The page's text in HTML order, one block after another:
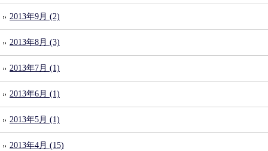
2013年9月 (2)
2013年8月 (3)
2013年7月 (1)
2013年6月 (1)
2013年5月 (1)
2013年4月 (15)